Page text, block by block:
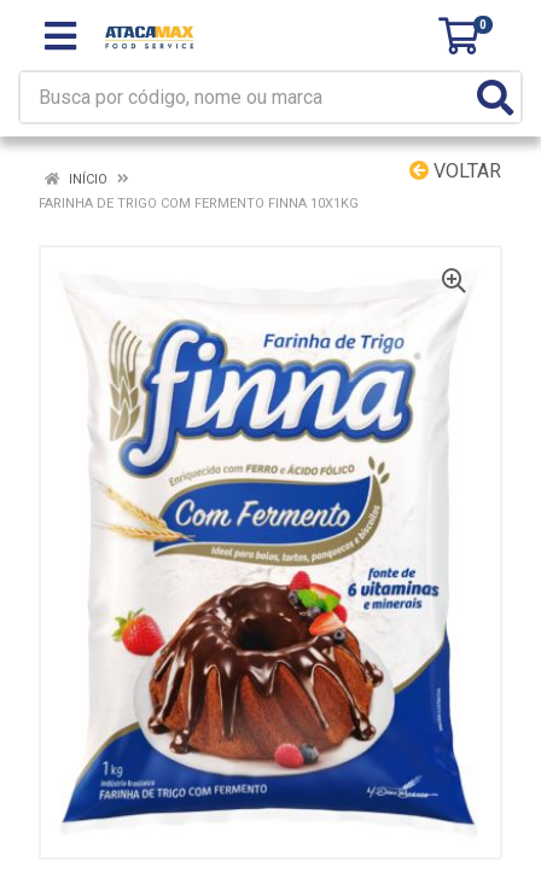
0
VOLTAR
INÍCIO
FARINHA DE TRIGO COM FERMENTO FINNA 10X1KG